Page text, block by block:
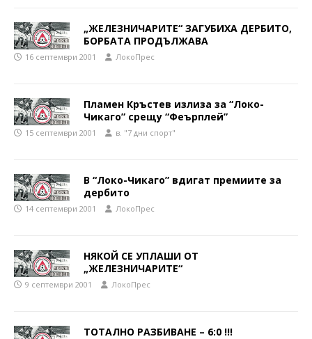
„ЖЕЛЕЗНИЧАРИТЕ“ ЗАГУБИХА ДЕРБИТО,
БОРБАТА ПРОДЪЛЖАВА
16 септември 2001 ЛокоПрес
Пламен Кръстев излиза за “Локо-
Чикаго” срещу “Феърплей”
15 септември 2001 в. "7 дни спорт"
В “Локо-Чикаго” вдигат премиите за
дербито
14 септември 2001 ЛокоПрес
НЯКОЙ СЕ УПЛАШИ ОТ
„ЖЕЛЕЗНИЧАРИТЕ“
9 септември 2001 ЛокоПрес
ТОТАЛНО РАЗБИВАНЕ – 6:0 !!!